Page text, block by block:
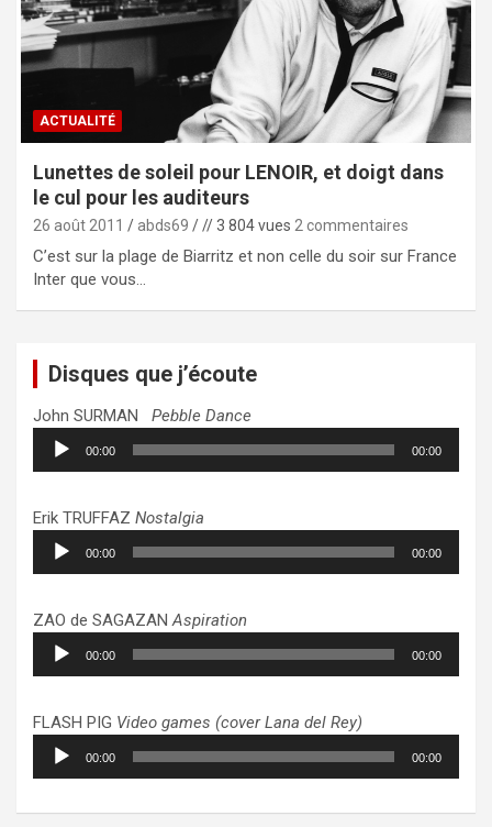
ACTUALITÉ
Lunettes de soleil pour LENOIR, et doigt dans
le cul pour les auditeurs
26 août 2011 abds69 // 3 804 vues 2 commentaires
C’est sur la plage de Biarritz et non celle du soir sur France
Inter que vous…
Disques que j’écoute
John SURMAN Pebble Dance
Lecteur
audio
00:00 00:00
Erik TRUFFAZ Nostalgia
Lecteur
audio
00:00 00:00
ZAO de SAGAZANAspiration
Lecteur
audio
00:00 00:00
FLASH PIG Video games (cover Lana del Rey)
Lecteur
audio
00:00 00:00